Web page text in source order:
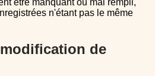
être manquant ou mal rempli,
n'étant pas le même